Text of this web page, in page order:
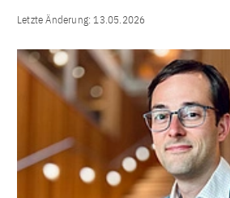
Letzte Änderung:13.05.2026